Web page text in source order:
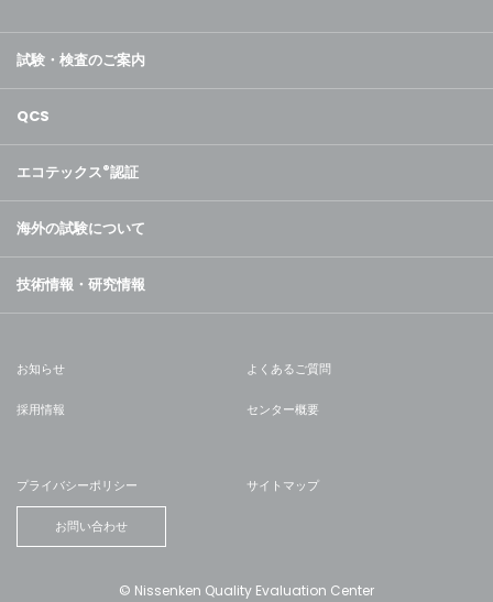
試験・検査のご案内
QCS
エコテックス®認証
海外の試験について
技術情報・研究情報
お知らせ よくあるご質問
採用情報 センター概要
プライバシーポリシー サイトマップ
お問い合わせ
© Nissenken Quality Evaluation Center